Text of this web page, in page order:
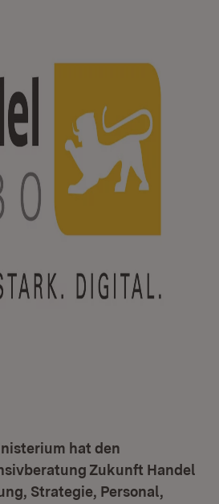
hat den
Zukunft Handel
Strategie, Personal,